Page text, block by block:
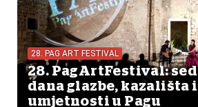
28. PAG ART FESTIVAL
28. PagArtFestival:
dana glazbe, kazališta i
umjetnosti u Pagu